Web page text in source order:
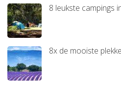
8 leukste campings
8x de mooiste